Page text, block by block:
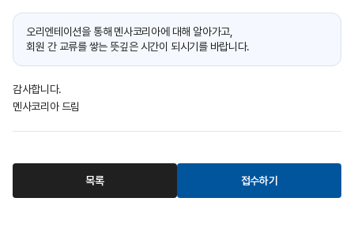
오리엔테이션을 통해 멘사코리아에 대해 알아가고,
회원 간 교류를 쌓는 뜻깊은 시간이 되시기를 바랍니다.
감사합니다.
멘사코리아 드림
목록 접수하기